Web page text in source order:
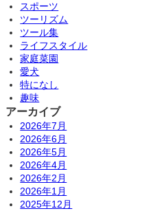
スポーツ
ツーリズム
ツール集
ライフスタイル
家庭菜園
愛犬
特になし
趣味
アーカイブ
2026年7月
2026年6月
2026年5月
2026年4月
2026年2月
2026年1月
2025年12月